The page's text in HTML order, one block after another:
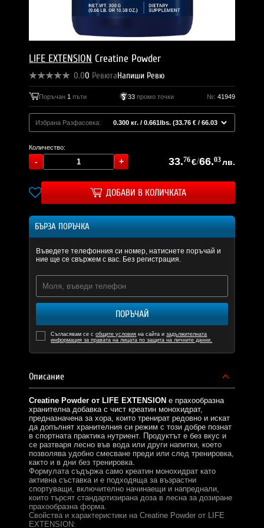
LIFE EXTENSION Creatine Powder
0.00 РевютаНапиши Ревю
Поръчан 1 пъти 33промо точки №: 41949
Избрана Разфасовка:
Количество:
33.76€/66.03лв.
ДОБАВИ В КОЛИЧКАТА
БЪРЗА ПОРЪЧКА
Въведете телефонния си номер, натиснете поръчай и
ние ще се свържем с вас. Без регистрация.
ПОРЪЧАЙ
Съгласявам се собщите условия на сайта изадължителната
информация за правата на лицата по защита на личните данни.
Описание
Creatine Powder от LIFE EXTENSION е прахообразна
хранителна добавка с чист креатин монохидрат,
предназначена за хора, които тренират редовно и искат
да допълнят хранителния си режим с този добре познат
в спортната практика нутриент. Продуктът е без вкус и
се разтваря лесно във вода или други напитки, което
позволява удобно смесване преди или след тренировка,
както и в дни без тренировка.
Формулата съдържа само креатин монохидрат като
активна съставка и е подходяща за възрастни
спортуващи, включително начинаещи и напреднали,
които търсят стандартизирана доза в лесна за дозиране
прахообразна форма.
Свойства и характеристики на Creatine Powder от LIFE
EXTENSION: